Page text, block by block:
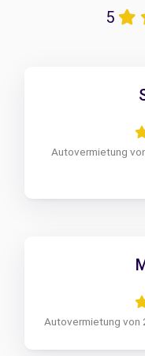
5
Autovermietung
Autovermietung von